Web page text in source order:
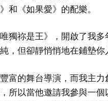
和《如果愛》的配樂。
獨祢是王》，開啟了我
，但卻靜悄悄地在鋪墊你
富的舞台導演，而我主力
所以當他邀請我參與一個